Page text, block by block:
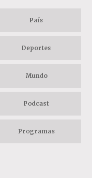
País
Deportes
Mundo
Podcast
Programas